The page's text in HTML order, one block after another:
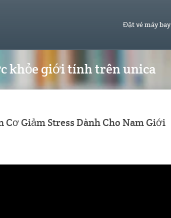
Đặt vé máy bay
khỏe giới tính trên unica
Cơ Giảm Stress Dành Cho Nam Giới